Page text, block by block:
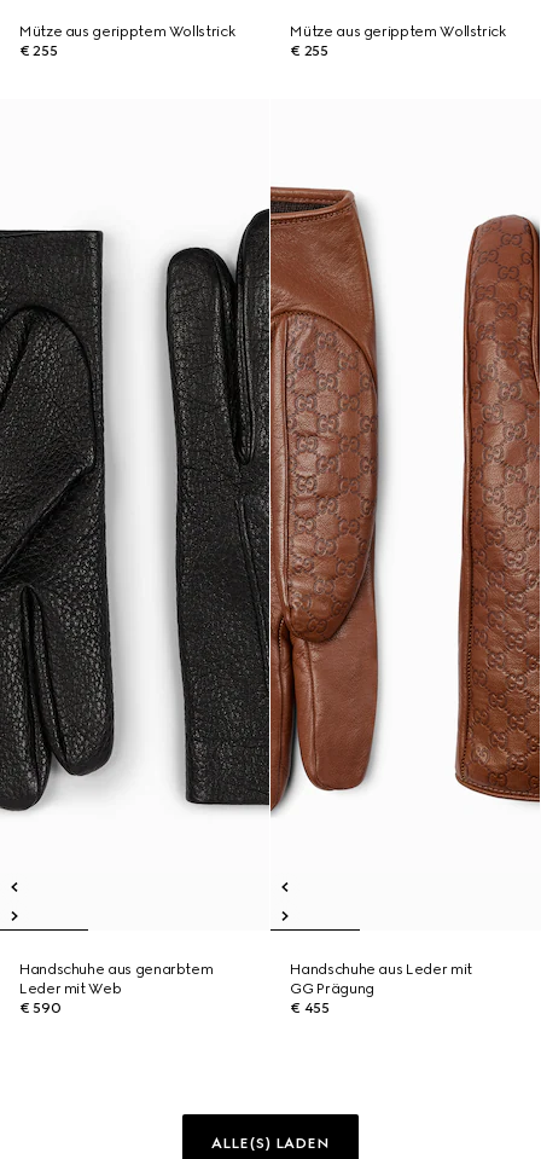
Mütze aus geripptem Wollstrick
€ 255
Mütze aus geripptem Wollstrick
€ 255
Handschuhe aus genarbtem
Leder mit Web
€ 590
Handschuhe aus Leder mit
GG Prägung
€ 455
ALLE(S) LADEN